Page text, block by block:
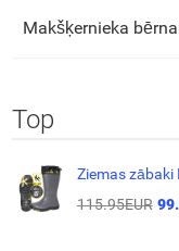
Makšķernieka
Top
Ziemas zābaki
115.95EUR